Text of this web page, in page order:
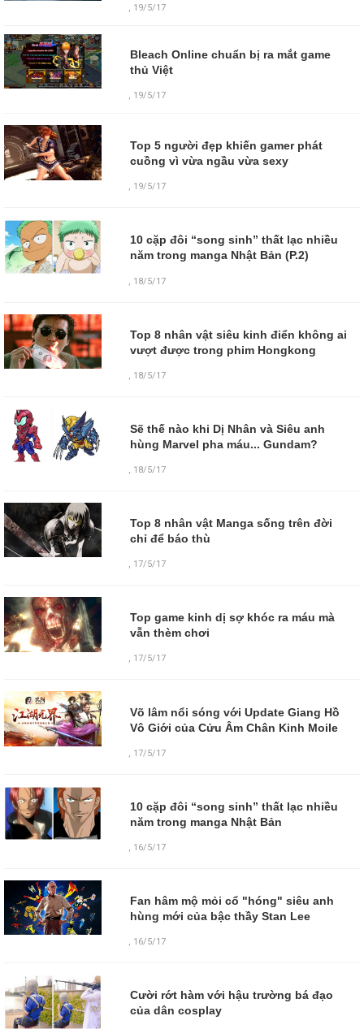
, 19/5/17
Bleach Online chuẩn bị ra mắt game
thủ Việt
, 19/5/17
Top 5 người đẹp khiến gamer phát
cuồng vì vừa ngầu vừa sexy
, 19/5/17
10 cặp đôi “song sinh” thất lạc nhiều
năm trong manga Nhật Bản (P.2)
18/5/17
Top 8 nhân vật siêu kinh điển không ai
vượt được trong phim Hongkong
, 18/5/17
Sẽ thế nào khi Dị Nhân và Siêu anh
hùng Marvel pha máu... Gundam?
, 18/5/17
Top 8 nhân vật Manga sống trên đời
chỉ để báo thù
, 17/5/17
Top game kinh dị sợ khóc ra máu mà
vẫn thèm chơi
, 17/5/17
Võ lâm nổi sóng với Update Giang Hồ
Vô Giới của Cửu Âm Chân Kinh Moile
, 17/5/17
10 cặp đôi “song sinh” thất lạc nhiều
năm trong manga Nhật Bản
, 16/5/17
Fan hâm mộ mỏi cổ "hóng" siêu anh
hùng mới của bậc thầy Stan Lee
, 16/5/17
Cười rớt hàm với hậu trường bá đạo
của dân cosplay